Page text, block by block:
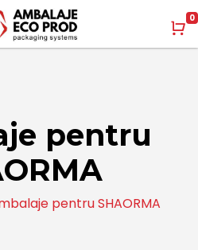
0
pentru
pentru SHAORMA